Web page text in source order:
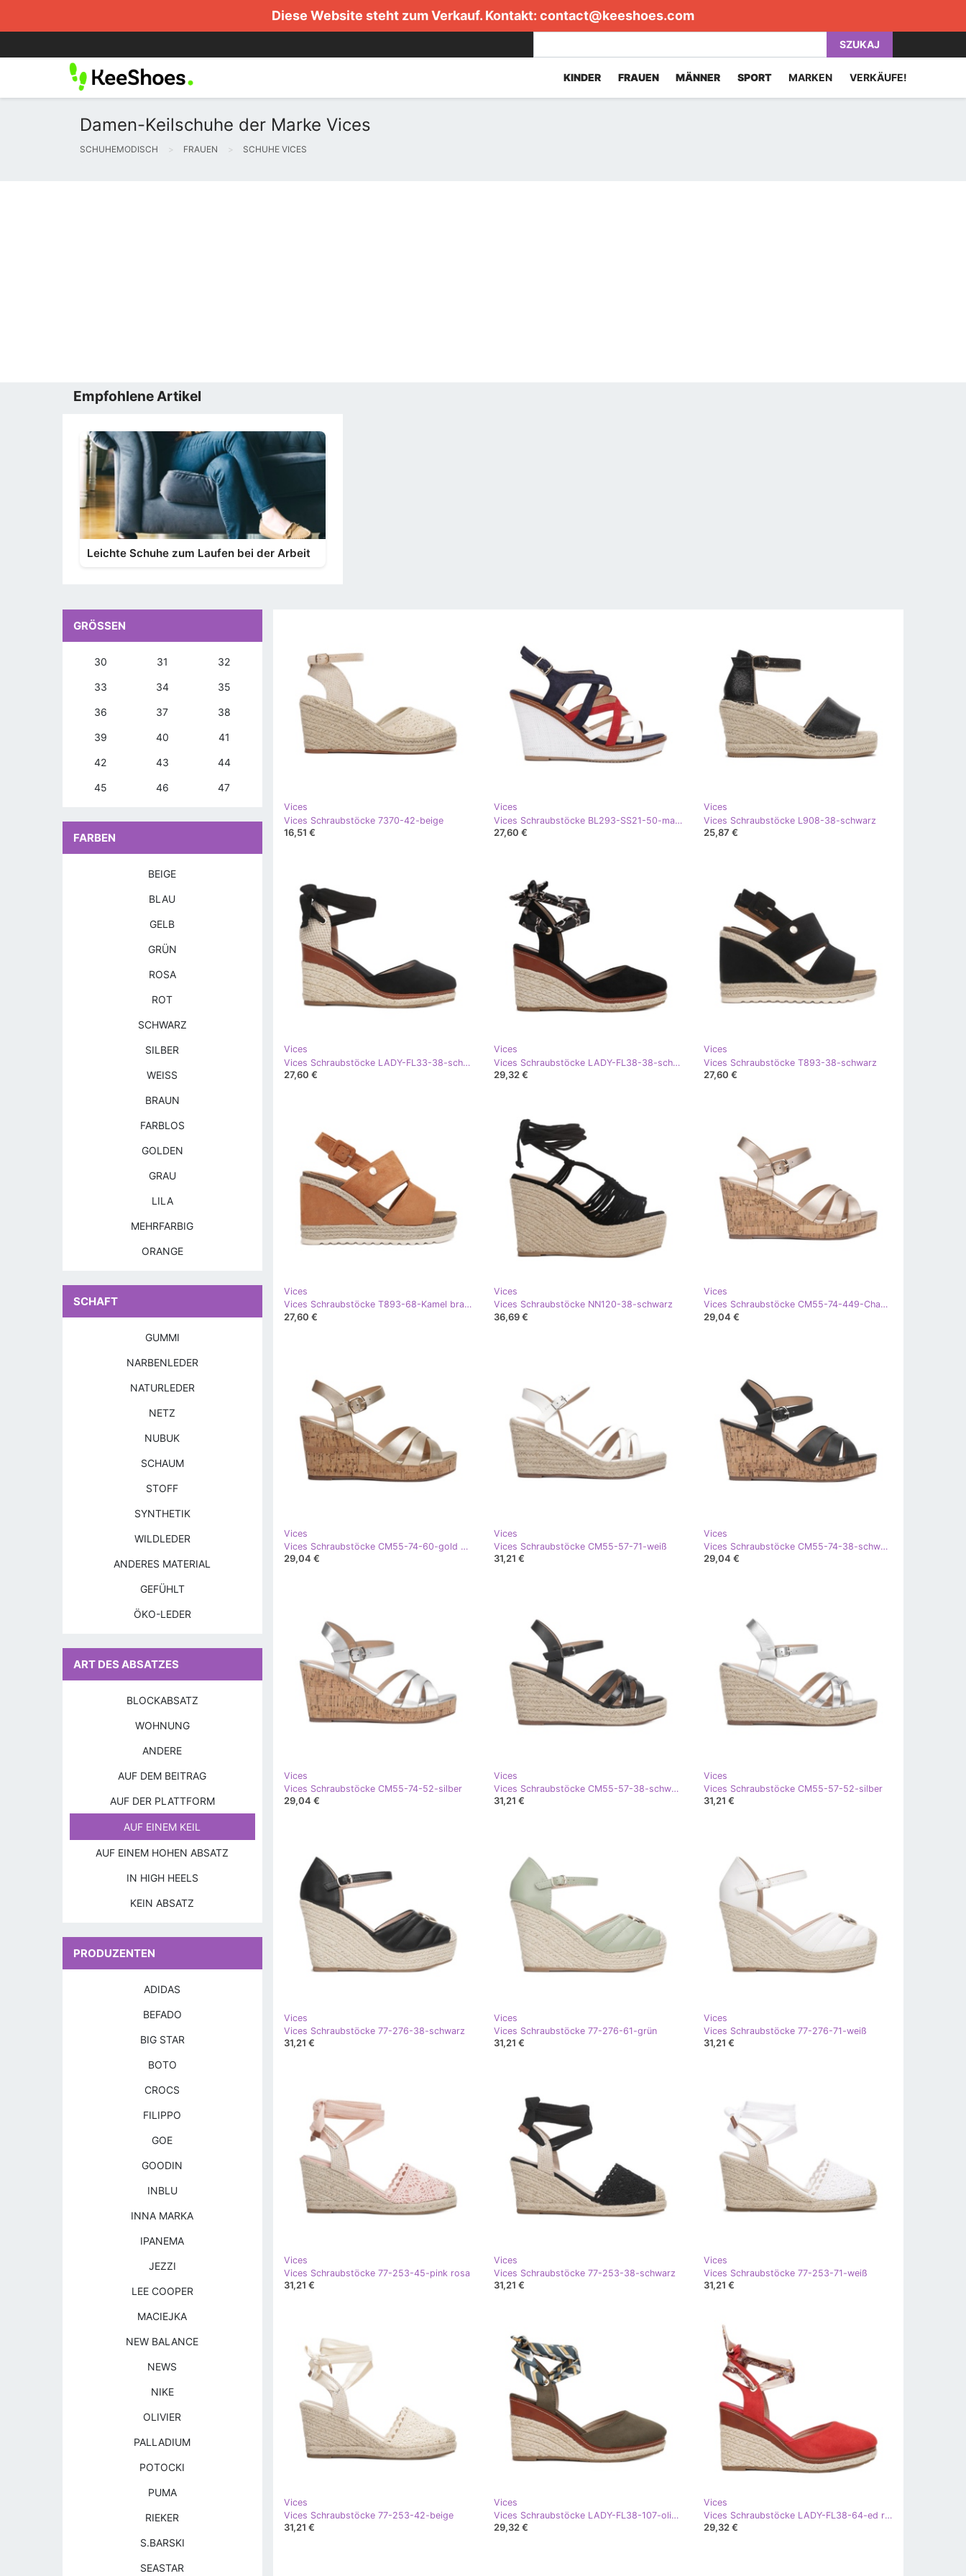
Diese Website steht zum Verkauf. Kontakt: contact@keeshoes.com
SZUKAJ
KINDER FRAUEN MÄNNER SPORT MARKEN VERKÄUFE!
Damen-Keilschuhe der Marke Vices
SCHUHEMODISCH FRAUEN SCHUHE VICES
Empfohlene Artikel
Leichte Schuhe zum Laufen bei der Arbeit
Vices
Vices Schraubstöcke 7370-42-beige
16,51 €
Vices
Vices Schraubstöcke BL293-SS21-50-marine weiß rot marineblau
27,60 €
Vices
Vices Schraubstöcke L908-38-schwarz
25,87 €
Vices
Vices Schraubstöcke LADY-FL33-38-schwarz
27,60 €
Vices
Vices Schraubstöcke LADY-FL38-38-schwarz
29,32 €
Vices
Vices Schraubstöcke T893-38-schwarz
27,60 €
Vices
Vices Schraubstöcke T893-68-Kamel braun
27,60 €
Vices
Vices Schraubstöcke NN120-38-schwarz
36,69 €
Vices
Vices Schraubstöcke CM55-74-449-Champagner golden
29,04 €
Vices
Vices Schraubstöcke CM55-74-60-gold golden
29,04 €
Vices
Vices Schraubstöcke CM55-57-71-weiß
31,21 €
Vices
Vices Schraubstöcke CM55-74-38-schwarz
29,04 €
Vices
Vices Schraubstöcke CM55-74-52-silber
29,04 €
Vices
Vices Schraubstöcke CM55-57-38-schwarz
31,21 €
Vices
Vices Schraubstöcke CM55-57-52-silber
31,21 €
Vices
Vices Schraubstöcke 77-276-38-schwarz
31,21 €
Vices
Vices Schraubstöcke 77-276-61-grün
31,21 €
Vices
Vices Schraubstöcke 77-276-71-weiß
31,21 €
Vices
Vices Schraubstöcke 77-253-45-pink rosa
31,21 €
Vices
Vices Schraubstöcke 77-253-38-schwarz
31,21 €
Vices
Vices Schraubstöcke 77-253-71-weiß
31,21 €
Vices
Vices Schraubstöcke 77-253-42-beige
31,21 €
Vices
Vices Schraubstöcke LADY-FL38-107-oliv grün
29,32 €
Vices
Vices Schraubstöcke LADY-FL38-64-ed rot
29,32 €
GRÖSSEN
30 31 32
33 34 35
36 37 38
39 40 41
42 43 44
45 46 47
FARBEN
BEIGE
BLAU
GELB
GRÜN
ROSA
ROT
SCHWARZ
SILBER
WEISS
BRAUN
FARBLOS
GOLDEN
GRAU
LILA
MEHRFARBIG
ORANGE
SCHAFT
GUMMI
NARBENLEDER
NATURLEDER
NETZ
NUBUK
SCHAUM
STOFF
SYNTHETIK
WILDLEDER
ANDERES MATERIAL
GEFÜHLT
ÖKO-LEDER
ART DES ABSATZES
BLOCKABSATZ
WOHNUNG
ANDERE
AUF DEM BEITRAG
AUF DER PLATTFORM
AUF EINEM KEIL
AUF EINEM HOHEN ABSATZ
IN HIGH HEELS
KEIN ABSATZ
PRODUZENTEN
ADIDAS
BEFADO
BIG STAR
BOTO
CROCS
FILIPPO
GOE
GOODIN
INBLU
INNA MARKA
IPANEMA
JEZZI
LEE COOPER
MACIEJKA
NEW BALANCE
NEWS
NIKE
OLIVIER
PALLADIUM
POTOCKI
PUMA
RIEKER
S.BARSKI
SEASTAR